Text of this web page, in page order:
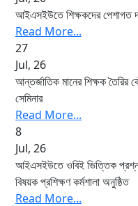
আইএসইউতে শিক্ষকদের পেশাগত
Read More...
27
Jul, 26
আন্তর্জাতিক মানের শিক্ষক
সেমিনার
Read More...
8
Jul, 26
আইএসইউতে ওবিই ভিত্তিক
বিষয়ক প্রশিক্ষণ কর্মশালা অনুষ্ঠিত
Read More...